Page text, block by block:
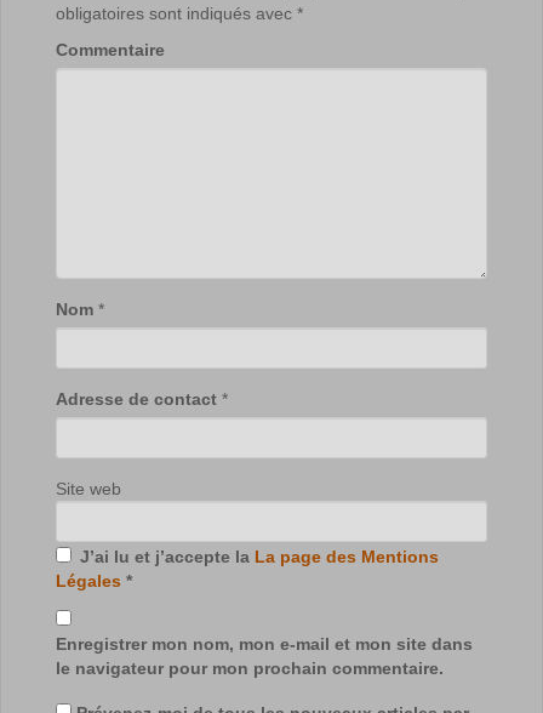
obligatoires sont indiqués avec *
Commentaire
Nom *
Adresse de contact *
Site web
J’ai lu et j’accepte la La page des Mentions
Légales *
Enregistrer mon nom, mon e-mail et mon site dans
le navigateur pour mon prochain commentaire.